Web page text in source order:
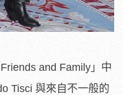
and Family」中
Tisci 與來自不一般的